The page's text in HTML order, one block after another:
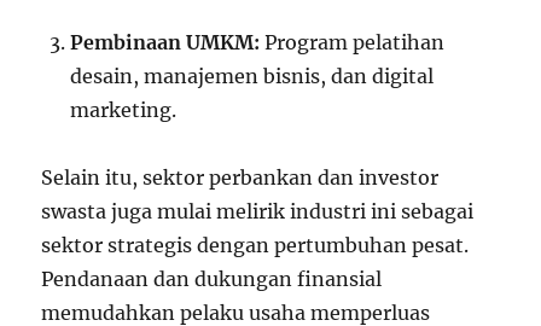
Pembinaan UMKM: Program pelatihan
desain, manajemen bisnis, dan digital
marketing.
Selain itu, sektor perbankan dan investor
swasta juga mulai melirik industri ini sebagai
sektor strategis dengan pertumbuhan pesat.
Pendanaan dan dukungan finansial
memudahkan pelaku usaha memperluas